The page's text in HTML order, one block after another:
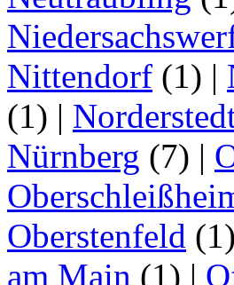
Nittendorf (1) |
(1) |
Nürnberg (7) |
Oberstenfeld (1)
am Main (1) |